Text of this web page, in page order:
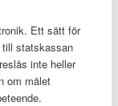
Ett sätt för
till statskassan
inte heller
om målet